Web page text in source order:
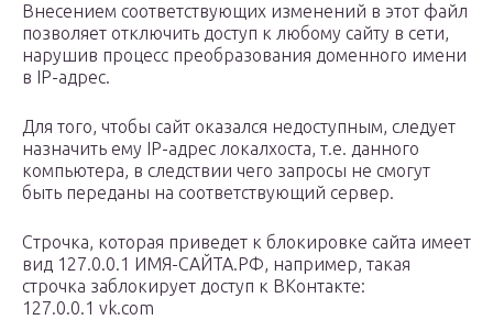
Внесением соответствующих изменений в этот файл
позволяет отключить доступ к любому сайту в сети,
нарушив процесс преобразования доменного имени
в IP-адрес.
Для того, чтобы сайт оказался недоступным, следует
назначить ему IP-адрес локалхоста, т.е. данного
компьютера, в следствии чего запросы не смогут
быть переданы на соответствующий сервер.
Строчка, которая приведет к блокировке сайта имеет
вид 127.0.0.1 ИМЯ-САЙТА.РФ, например, такая
строчка заблокирует доступ к ВКонтакте:
127.0.0.1 vk.com